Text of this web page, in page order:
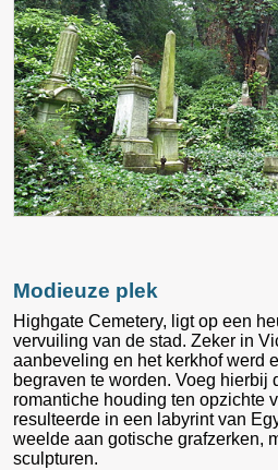
Modieuze plek
Highgate Cemetery, ligt op een
vervuiling van de stad. Zeker in
aanbeveling en het kerkhof werd
begraven te worden. Voeg hierbij
romantiche houding ten opzichte
resulteerde in een labyrint van
weelde aan gotische grafzerken,
sculpturen.